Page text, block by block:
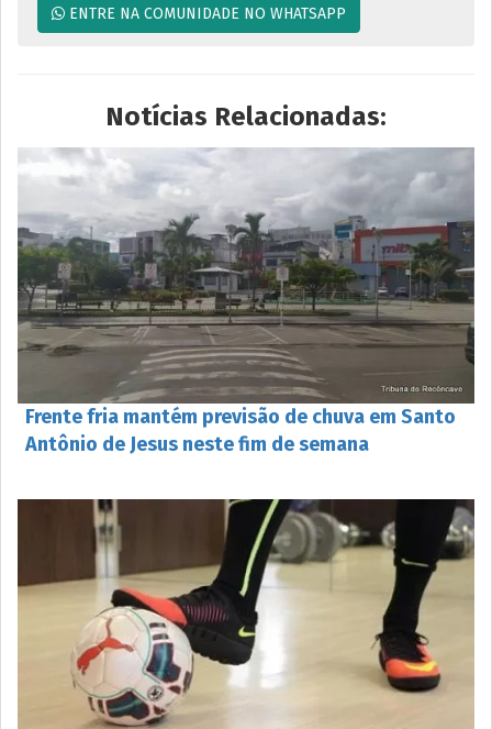
ENTRE NA COMUNIDADE NO WHATSAPP
Notícias Relacionadas:
Frente fria mantém previsão de chuva em Santo
Antônio de Jesus neste fim de semana